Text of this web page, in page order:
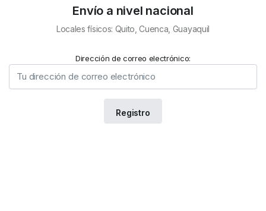
Envío a nivel nacional
Locales físicos: Quito, Cuenca, Guayaquil
Dirección de correo electrónico: